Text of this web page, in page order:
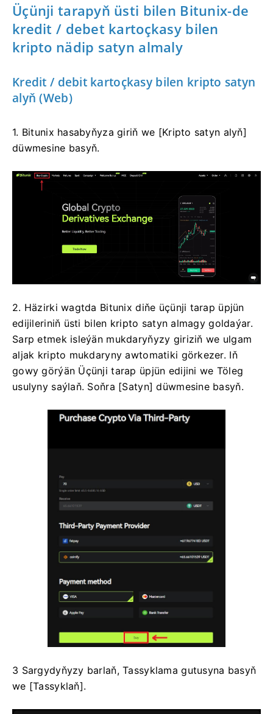
Üçünji tarapyň üsti bilen Bitunix-de
kredit / debet kartoçkasy bilen
kripto nädip satyn almaly
Kredit / debit kartoçkasy bilen kripto satyn
alyň (Web)
1. Bitunix hasabyňyza giriň we [Kripto satyn alyň]
düwmesine basyň.
2. Häzirki wagtda Bitunix diňe üçünji tarap üpjün
edijileriniň üsti bilen kripto satyn almagy goldaýar.
Sarp etmek isleýän mukdaryňyzy giriziň we ulgam
aljak kripto mukdaryny awtomatiki görkezer. Iň
gowy görýän Üçünji tarap üpjün edijini we Töleg
usulyny saýlaň. Soňra [Satyn] düwmesine basyň.
3 Sargydyňyzy barlaň, Tassyklama gutusyna basyň
we [Tassyklaň].